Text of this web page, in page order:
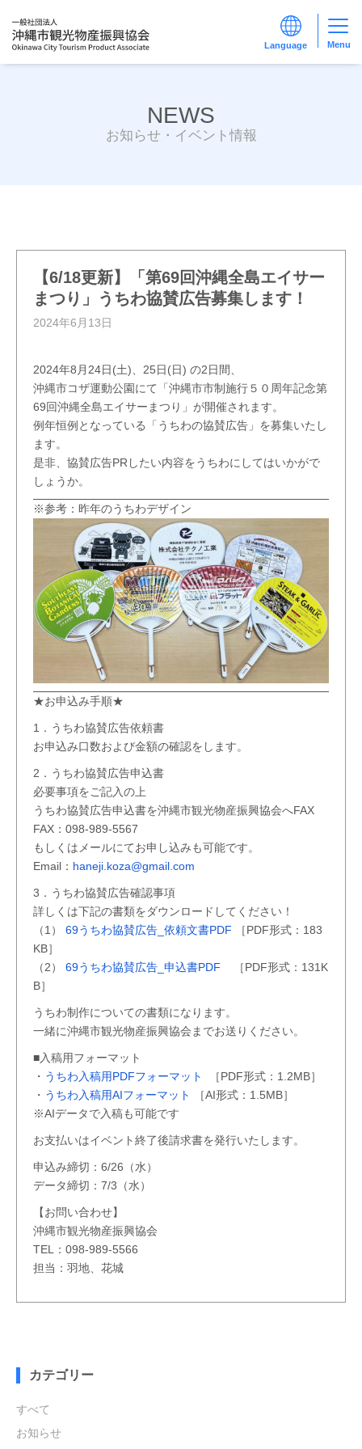
Menu
NEWS
お知らせ・イベント情報
カテゴリー
すべて
お知らせ
【6/18更新】「第69回沖縄全島エイサー
まつり」うちわ協賛広告募集します！
2024年6月13日
2024年8月24日(土)、25日(日) の2日間、
沖縄市コザ運動公園にて「沖縄市市制施行５０周年記念第
69回沖縄全島エイサーまつり」が開催されます。
例年恒例となっている「うちわの協賛広告」を募集いたし
ます。
是非、協賛広告PRしたい内容をうちわにしてはいかがで
しょうか。
※参考：昨年のうちわデザイン
★お申込み手順★
1．うちわ協賛広告依頼書
お申込み口数および金額の確認をします。
2．うちわ協賛広告申込書
必要事項をご記入の上
うちわ協賛広告申込書を沖縄市観光物産振興協会へFAX
FAX：098-989-5567
もしくはメールにてお申し込みも可能です。
Email： haneji.koza@gmail.com
3．うちわ協賛広告確認事項
詳しくは下記の書類をダウンロードしてください！
（1）
69うちわ協賛広告_依頼文書PDF
［PDF形式：183
KB］
（2）
69うちわ協賛広告_申込書PDF
［PDF形式：131K
B］
うちわ制作についての書類になります。
一緒に沖縄市観光物産振興協会までお送りください。
■入稿用フォーマット
・ うちわ入稿用PDFフォーマット
［PDF形式：1.2MB］
・ うちわ入稿用AIフォーマット
［AI形式：1.5MB］
※AIデータで入稿も可能です
お支払いはイベント終了後請求書を発行いたします。
申込み締切：6/26（水）
データ締切：7/3（水）
【お問い合わせ】
沖縄市観光物産振興協会
TEL：098-989-5566
担当：羽地、花城